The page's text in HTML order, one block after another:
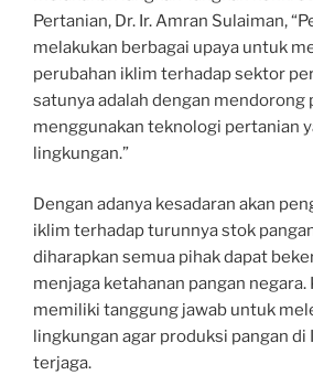
Pertanian, Dr. Ir. Amran Sulaiman,
melakukan berbagai upaya untuk
perubahan iklim terhadap sektor
satunya adalah dengan mendorong
menggunakan teknologi pertanian
lingkungan.”
Dengan adanya kesadaran akan
iklim terhadap turunnya stok
diharapkan semua pihak dapat
menjaga ketahanan pangan
memiliki tanggung jawab untuk
lingkungan agar produksi pangan
terjaga.